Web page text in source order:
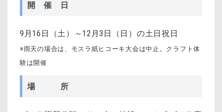
開 催 日
9月16日（土）～12月3日（日）の土日祝日
※雨天の場合は、モスラ紙ヒコーキ大会は中止。クラフト体
験は開催
場 所